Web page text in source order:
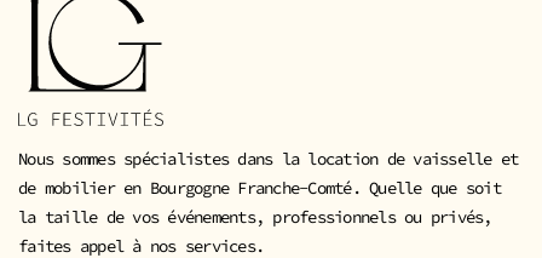
Nous sommes spécialistes dans la location de vaisselle et
de mobilier en Bourgogne Franche-Comté. Quelle que soit
la taille de vos événements, professionnels ou privés,
faites appel à nos services.